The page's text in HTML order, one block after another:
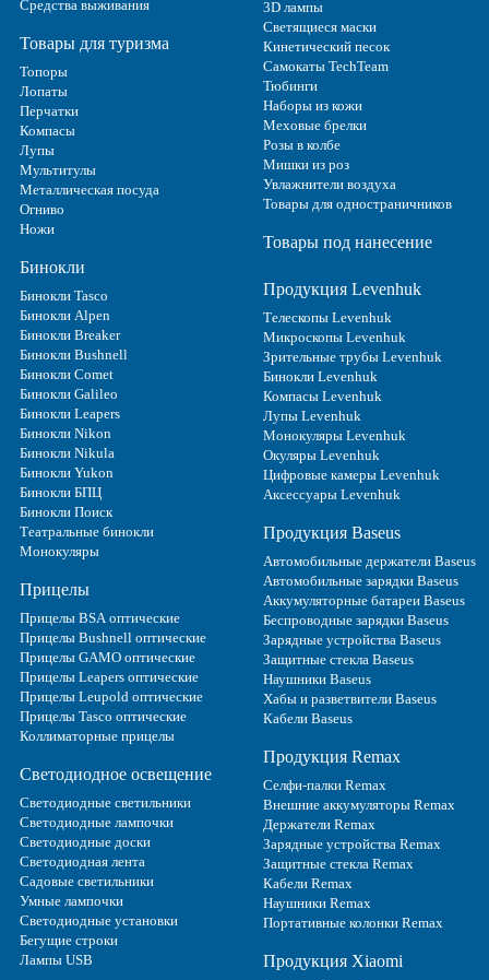
Средства выживания
Товары для туризма
Топоры
Лопаты
Перчатки
Компасы
Лупы
Мультитулы
Металлическая посуда
Огниво
Ножи
Бинокли
Бинокли Tasco
Бинокли Alpen
Бинокли Breaker
Бинокли Bushnell
Бинокли Comet
Бинокли Galileo
Бинокли Leapers
Бинокли Nikon
Бинокли Nikula
Бинокли Yukon
Бинокли БПЦ
Бинокли Поиск
Театральные бинокли
Монокуляры
Прицелы
Прицелы BSA оптические
Прицелы Bushnell оптические
Прицелы GAMO оптические
Прицелы Leapers оптические
Прицелы Leupold оптические
Прицелы Tasco оптические
Коллиматорные прицелы
Светодиодное освещение
Светодиодные светильники
Светодиодные лампочки
Светодиодные доски
Светодиодная лента
Садовые светильники
Умные лампочки
Светодиодные установки
Бегущие строки
Лампы USB
3D лампы
Светящиеся маски
Кинетический песок
Самокаты TechTeam
Тюбинги
Наборы из кожи
Меховые брелки
Розы в колбе
Мишки из роз
Увлажнители воздуха
Товары для одностраничников
Товары под нанесение
Продукция Levenhuk
Телескопы Levenhuk
Микроскопы Levenhuk
Зрительные трубы Levenhuk
Бинокли Levenhuk
Компасы Levenhuk
Лупы Levenhuk
Монокуляры Levenhuk
Окуляры Levenhuk
Цифровые камеры Levenhuk
Аксессуары Levenhuk
Продукция Baseus
Автомобильные держатели Baseus
Автомобильные зарядки Baseus
Аккумуляторные батареи Baseus
Беспроводные зарядки Baseus
Зарядные устройства Baseus
Защитные стекла Baseus
Наушники Baseus
Хабы и разветвители Baseus
Кабели Baseus
Продукция Remax
Селфи-палки Remax
Внешние аккумуляторы Remax
Держатели Remax
Зарядные устройства Remax
Защитные стекла Remax
Кабели Remax
Наушники Remax
Портативные колонки Remax
Продукция Xiaomi